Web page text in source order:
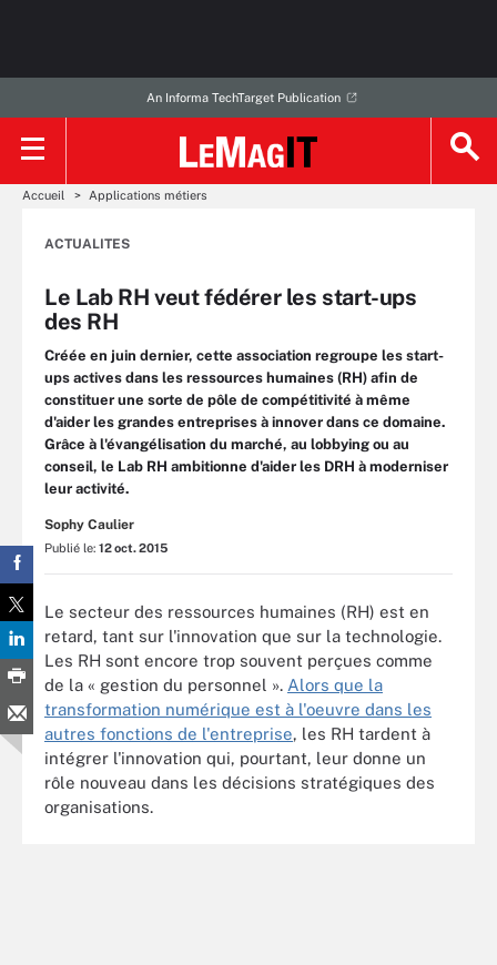
An Informa TechTarget Publication
Accueil Applications métiers
ACTUALITES
Le Lab RH veut fédérer les start-ups
des RH
Créée en juin dernier, cette association regroupe les start-
ups actives dans les ressources humaines (RH) afin de
constituer une sorte de pôle de compétitivité à même
d'aider les grandes entreprises à innover dans ce domaine.
Grâce à l'évangélisation du marché, au lobbying ou au
conseil, le Lab RH ambitionne d'aider les DRH à moderniser
leur activité.
Sophy Caulier
Publié le: 12 oct. 2015
Le secteur des ressources humaines (RH) est en
retard, tant sur l'innovation que sur la technologie.
Les RH sont encore trop souvent perçues comme
de la « gestion du personnel ». Alors que la
transformation numérique est à l'oeuvre dans les
autres fonctions de l'entreprise, les RH tardent à
intégrer l'innovation qui, pourtant, leur donne un
rôle nouveau dans les décisions stratégiques des
organisations.